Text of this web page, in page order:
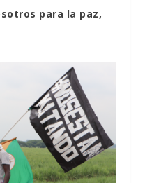
para la paz,